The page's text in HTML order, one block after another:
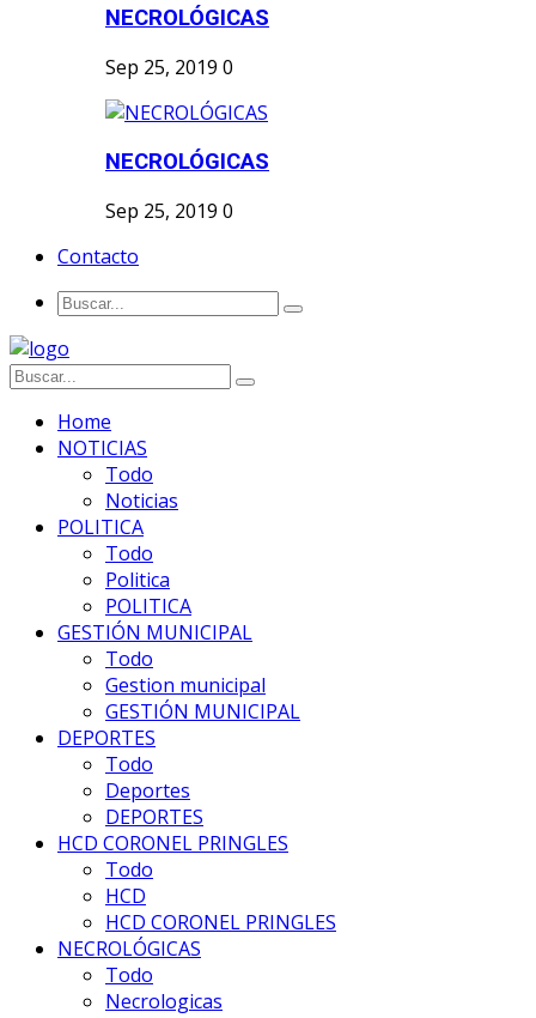
NECROLÓGICAS
Sep 25, 2019 0
NECROLÓGICAS
Sep 25, 2019 0
Contacto
Home
NOTICIAS
Todo
Noticias
POLITICA
Todo
Politica
POLITICA
GESTIÓN MUNICIPAL
Todo
Gestion municipal
GESTIÓN MUNICIPAL
DEPORTES
Todo
Deportes
DEPORTES
HCD CORONEL PRINGLES
Todo
HCD
HCD CORONEL PRINGLES
NECROLÓGICAS
Todo
Necrologicas